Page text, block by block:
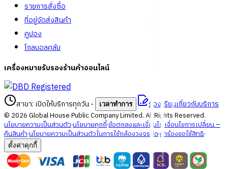
รายการสั่งซื้อ
ที่อยู่จัดส่งสินค้า
คูปอง
โกลบอลคลับ
เครื่องหมายรับรองร้านค้าออนไลน์
สาขา: เปิดให้บริการทุกวัน- เวลาทำการ ร้องเรียนเกี่ยวกับบริการ
© 2026Global House Public Company Limited. All Rights Reserved.
นโยบายความเป็นส่วนตัว·นโยบายคุกกี้·ข้อตกลงและเงื่อนไข·เงื่อนไขการเปลี่ยน –
คืนสินค้า·นโยบายความเป็นส่วนตัวในการใช้กล้องวงจรปิด·คำร้องขอใช้สิทธิ·
ตั้งค่าคุกกี้